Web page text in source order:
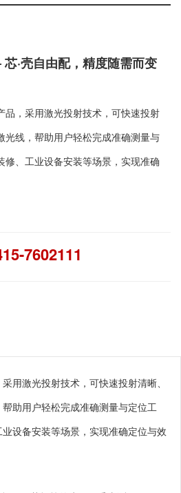
·壳自由配，精度随需而变
品，采用激光投射技术，可快速投射
光线，帮助用户轻松完成准确测量与
修、工业设备安装等场景，实现准确
7602111
用激光投射技术，可快速投射清晰、
助用户轻松完成准确测量与定位工
设备安装等场景，实现准确定位与效